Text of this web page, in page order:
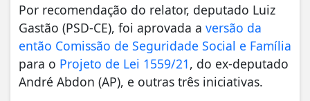
Por recomendação do relator, deputado Luiz
Gastão (PSD-CE), foi aprovada a versão da
então Comissão de Seguridade Social e Família
para o Projeto de Lei 1559/21, do ex-deputado
André Abdon (AP), e outras três iniciativas.